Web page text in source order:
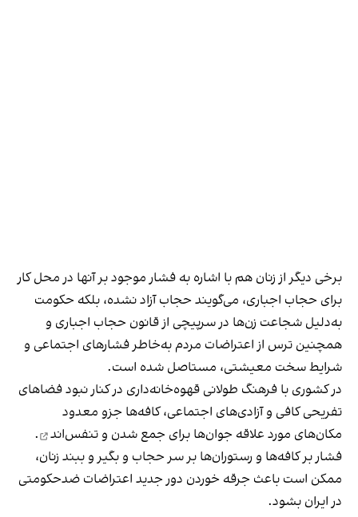
برخی دیگر از زنان هم با اشاره به فشار موجود بر آنها در محل کار
برای حجاب اجباری، می‌گویند حجاب آزاد نشده، بلکه حکومت
به‌دلیل شجاعت زن‌ها در سرپیچی از قانون حجاب اجباری و
همچنین ترس از اعتراضات مردم به‌خاطر فشارهای اجتماعی و
شرایط سخت معیشتی، مستاصل شده است.
در کشوری با فرهنگ طولانی قهوه‌‌خانه‌داری در کنار نبود فضاهای
تفریحی کافی و آزادی‌های اجتماعی، کافه‌ها جزو معدود
مکان‌های مورد علاقه جوان‌ها برای جمع شدن و تنفس‌اند
.
فشار بر کافه‌ها و رستوران‌ها بر سر حجاب و بگیر و ببند زنان،
ممکن است باعث جرقه خوردن دور جدید اعتراضات ضدحکومتی
در ایران بشود.